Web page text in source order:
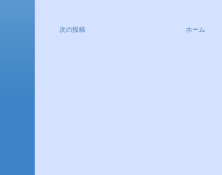
次の投稿 ホーム